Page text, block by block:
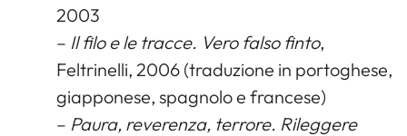
2003
– Il filo e le tracce. Vero falso finto,
Feltrinelli, 2006 (traduzione in portoghese,
giapponese, spagnolo e francese)
– Paura, reverenza, terrore. Rileggere